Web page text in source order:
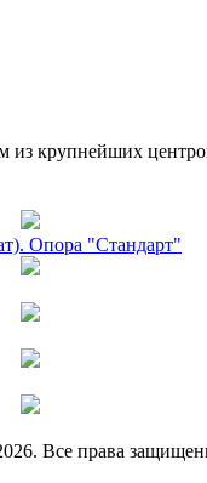
крупнейших
Опора "Стандарт"
Все права